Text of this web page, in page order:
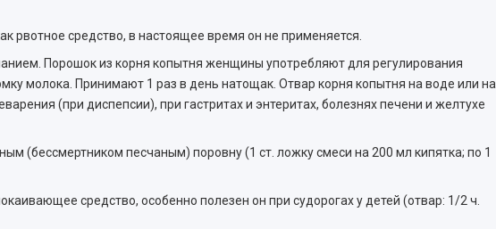
рвотное средство, в настоящее время он не применяется.
Порошок из корня копытня женщины употребляют для регулирования
молока. Принимают 1 раз в день натощак. Отвар корня копытня на воде или на
(при диспепсии), при гастритах и энтеритах, болезнях печени и желтухе
(бессмертником песчаным) поровну (1 ст. ложку смеси на 200 мл кипятка; по 1
средство, особенно полезен он при судорогах у детей (отвар: 1/2 ч.